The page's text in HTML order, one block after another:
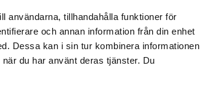
användarna, tillhandahålla funktioner för
och annan information från din enhet
Dessa kan i sin tur kombinera informationen
du har använt deras tjänster. Du
eco